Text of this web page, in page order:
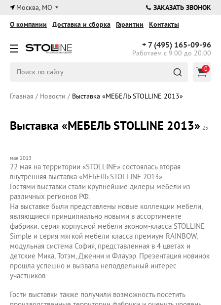
×
Москва, МО ЗАКАЗАТЬ ЗВОНОК
+ 7 (495) 165-09-96
Работаем с 9:00 до 20:00
О компании Доставка и сборка Гарантии Контакты
0
Главная / Новости / Выставка «МЕБЕЛЬ STOLLINE 2013»
Выставка «МЕБЕЛЬ STOLLINE 2013» 23
мая 2013
22 мая на территории «STOLLINE» состоялась вторая
внутренняя выставка «МЕБЕЛЬ STOLLINE 2013».
Гостями выставки стали крупнейшие дилеры мебели из
различных регионов РФ.
На выставке были представлены новые коллекции мебели,
являющиеся принципиально новыми в ассортименте
фабрики: серия корпусной мебели эконом-класса STOLLINE
Simple и серия мягкой мебели класса премиум RAINBOW,
модульная система София, представленная в 4 цветах и
детские Мика, Тотэм, Дженни и Флауэр. Презентация новинок
прошла успешно и вызвала неподдельный интерес
участников.
Гости выставки также получили возможность посетить